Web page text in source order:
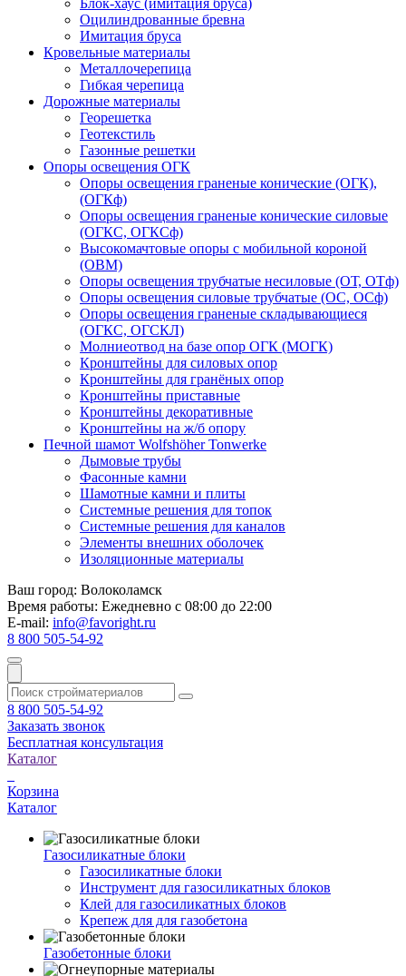
Оцилиндрованные бревна
Имитация бруса
Кровельные материалы
Металлочерепица
Гибкая черепица
Дорожные материалы
Георешетка
Геотекстиль
Газонные решетки
Опоры освещения ОГК
Опоры освещения граненые конические (ОГК),
(ОГКф)
Опоры освещения граненые конические силовые
(ОГКС, ОГКСф)
Высокомачтовые опоры с мобильной короной
(ОВМ)
Опоры освещения трубчатые несиловые (ОТ, ОТф)
Опоры освещения силовые трубчатые (ОС, ОСф)
Опоры освещения граненые складывающиеся
(ОГКС, ОГСКЛ)
Молниеотвод на базе опор ОГК (МОГК)
Кронштейны для силовых опор
Кронштейны для гранёных опор
Кронштейны приставные
Кронштейны декоративные
Кронштейны на ж/б опору
Печной шамот Wolfshöher Tonwerke
Дымовые трубы
Фасонные камни
Шамотные камни и плиты
Системные решения для топок
Системные решения для каналов
Элементы внешних оболочек
Изоляционные материалы
Ваш город: Волоколамск
Время работы: Ежедневно с 08:00 до 22:00
E-mail: info@favoright.ru
8 800 505-54-92
8 800 505-54-92
Заказать звонок
Бесплатная консультация
Каталог
Корзина
Каталог
Газосиликатные блоки
Газосиликатные блоки
Инструмент для газосиликатных блоков
Клей для газосиликатных блоков
Крепеж для для газобетона
Газобетонные блоки